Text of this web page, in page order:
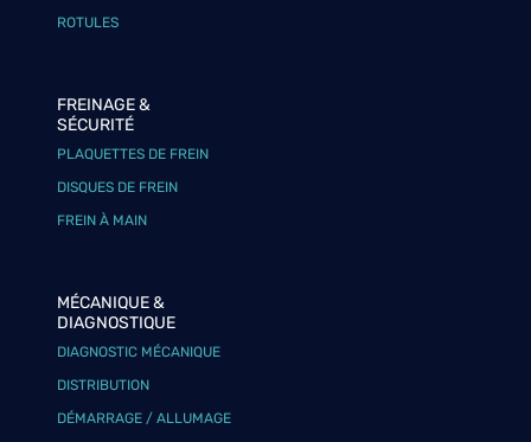
ROTULES
FREINAGE &
SÉCURITÉ
PLAQUETTES DE FREIN
DISQUES DE FREIN
FREIN À MAIN
MÉCANIQUE &
DIAGNOSTIQUE
DIAGNOSTIC MÉCANIQUE
DISTRIBUTION
DÉMARRAGE / ALLUMAGE